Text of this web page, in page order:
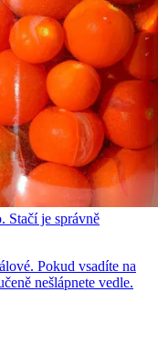
Stačí je správně
Pokud vsadíte na
nešlápnete vedle.